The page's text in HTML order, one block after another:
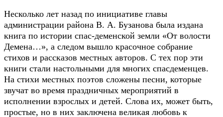
Несколько лет назад по инициативе главы
администрации района В. А. Бузанова была издана
книга по истории спас-деменской земли «От волости
Демена…», а следом вышло красочное собрание
стихов и рассказов местных авторов. С тех пор эти
книги стали настольными для многих спасдеменцев.
На стихи местных поэтов сложены песни, которые
звучат во время праздничных мероприятий в
исполнении взрослых и детей. Слова их, может быть,
простые, но в них заключена великая любовь к